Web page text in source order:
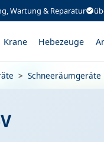
Wartung & Reparatur
Krane Hebezeuge
> Schneeräumgeräte